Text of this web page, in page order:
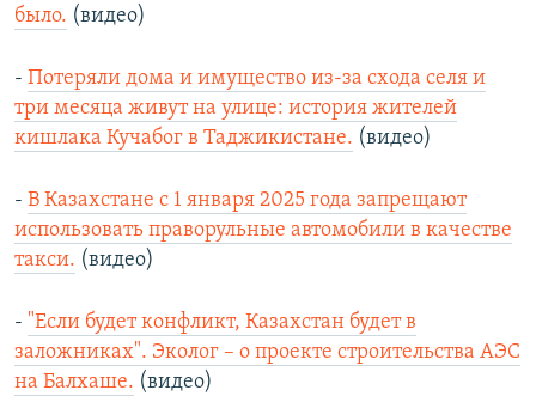
было. (видео)
- Потеряли дома и имущество из-за схода селя и
три месяца живут на улице: история жителей
кишлака Кучабог в Таджикистане. (видео)
- В Казахстане с 1 января 2025 года запрещают
использовать праворульные автомобили в качестве
такси. (видео)
- "Если будет конфликт, Казахстан будет в
заложниках". Эколог – о проекте строительства АЭС
на Балхаше. (видео)